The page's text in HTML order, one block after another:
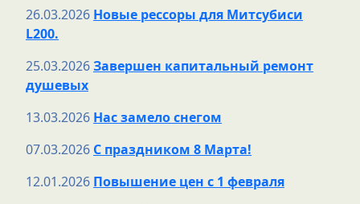
26.03.2026 Новые рессоры для Митсубиси
L200.
25.03.2026Завершен капитальный ремонт
душевых
13.03.2026 Нас замело снегом
07.03.2026 С праздником 8 Марта!
12.01.2026 Повышение цен с 1 февраля